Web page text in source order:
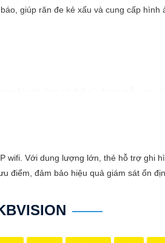
giúp răn đe kẻ xấu và cung cấp hình
Kbvision - thương hiệu uy tín với
để bất kỳ sự cố nào xảy ra mà không
wifi. Với dung lượng lớn, thẻ hỗ trợ ghi
điểm, đảm bảo hiệu quả giám sát ổn